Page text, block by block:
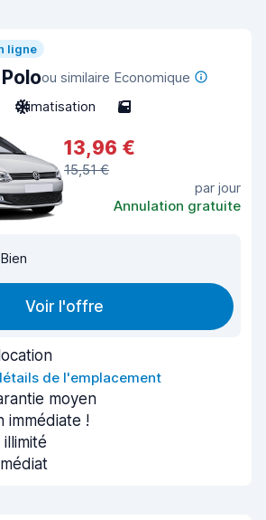
ligne
ou similaire Economique
Climatisation 5
13,96 €
15,51 €
par jour
Annulation gratuite
Bien
Voir l'offre
de l'emplacement
moyen
immédiate !